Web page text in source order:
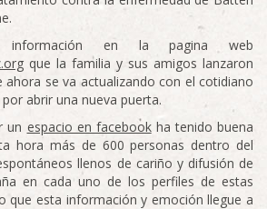
en la pagina web
que la familia y sus amigos lanzaron
ahora se va actualizando con el cotidiano
abrir una nueva puerta.
un espacio en facebookha tenido buena
hora más de 600 personas dentro del
llenos de cariño y difusión de
en cada uno de los perfiles de estas
que esta información y emoción llegue a